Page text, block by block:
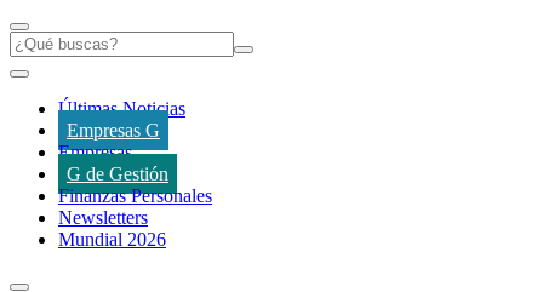
Últimas Noticias
Empresas G
Empresas
G de Gestión
Finanzas Personales
Newsletters
Mundial 2026